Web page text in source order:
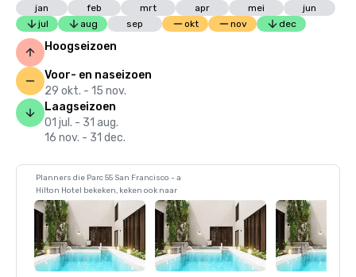
jan feb mrt apr mei
jun
jul
aug sep okt nov dec
Hoogseizoen
Voor- en naseizoen
29 okt. - 15 nov.
Laagseizoen
01 jul. - 31 aug.
16 nov. - 31 dec.
Planners die Parc 55 San Francisco - a
Hilton Hotel bekeken, keken ook naar